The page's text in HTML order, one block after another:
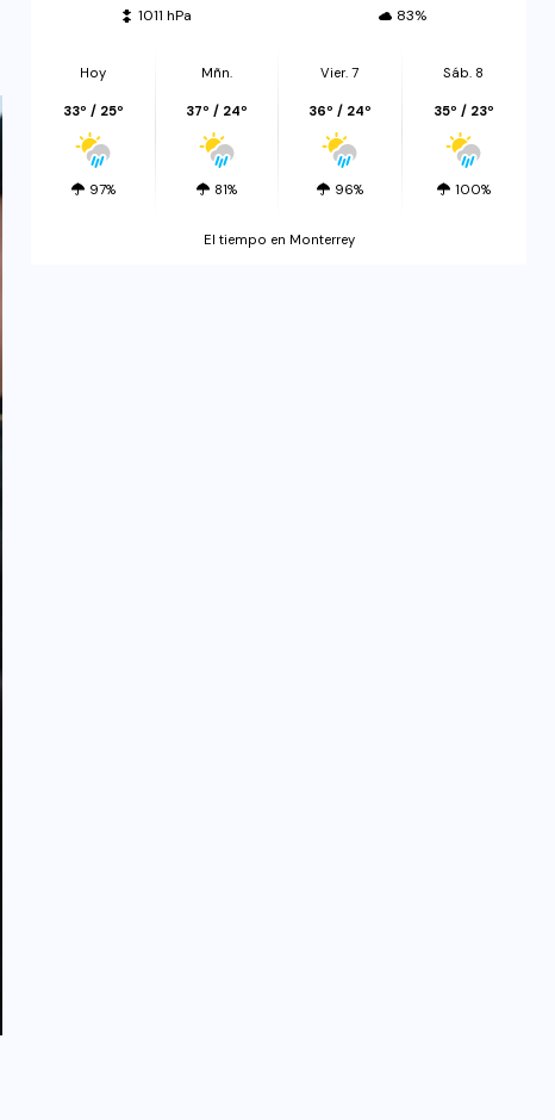
1011 hPa 83%
Hoy
33º / 25º
97%
Mñn.
37º / 24º
81%
Vier. 7
36º / 24º
96%
Sáb. 8
35º / 23º
100%
El tiempo en Monterrey